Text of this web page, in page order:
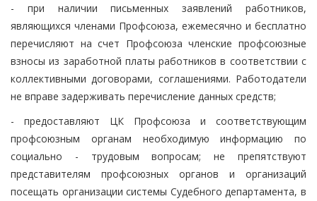
- при наличии письменных заявлений работников,
являющихся членами Профсоюза, ежемесячно и бесплатно
перечисляют на счет Профсоюза членские профсоюзные
взносы из заработной платы работников в соответствии с
коллективными договорами, соглашениями. Работодатели
не вправе задерживать перечисление данных средств;
- предоставляют ЦК Профсоюза и соответствующим
профсоюзным органам необходимую информацию по
социально - трудовым вопросам; не препятствуют
представителям профсоюзных органов и организаций
посещать организации системы Судебного департамента, в